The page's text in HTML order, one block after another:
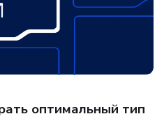
оптимальный тип